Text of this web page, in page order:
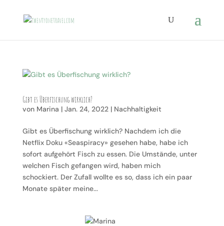
Gibt es Überfischung wirklich?
von Marina | Jan. 24, 2022| Nachhaltigkeit
Gibt es Überfischung wirklich? Nachdem ich die
Netflix Doku «Seaspiracy» gesehen habe, habe ich
sofort aufgehört Fisch zu essen. Die Umstände, unter
welchen Fisch gefangen wird, haben mich
schockiert. Der Zufall wollte es so, dass ich ein paar
Monate später meine...